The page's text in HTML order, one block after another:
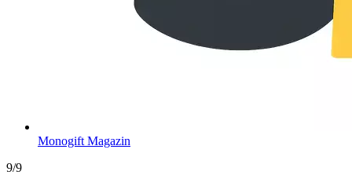
Monogift Magazin
9/9